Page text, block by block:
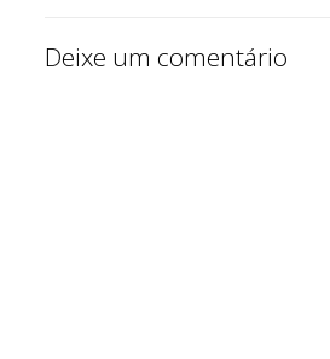
Deixe um comentário